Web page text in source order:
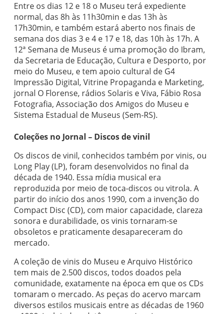
Entre os dias 12 e 18 o Museu terá expediente
normal, das 8h às 11h30min e das 13h às
17h30min, e também estará aberto nos finais de
semana dos dias 3 e 4 e 17 e 18, das 10h às 17h. A
12ª Semana de Museus é uma promoção do Ibram,
da Secretaria de Educação, Cultura e Desporto, por
meio do Museu, e tem apoio cultural de G4
Impressão Digital, Vitrine Propaganda e Marketing,
jornal O Florense, rádios Solaris e Viva, Fábio Rosa
Fotografia, Associação dos Amigos do Museu e
Sistema Estadual de Museus (Sem-RS).
Coleções no Jornal – Discos de vinil
Os discos de vinil, conhecidos também por vinis, ou
Long Play (LP), foram desenvolvidos no final da
década de 1940. Essa mídia musical era
reproduzida por meio de toca-discos ou vitrola. A
partir do início dos anos 1990, com a invenção do
Compact Disc (CD), com maior capacidade, clareza
sonora e durabilidade, os vinis tornaram-se
obsoletos e praticamente desapareceram do
mercado.
A coleção de vinis do Museu e Arquivo Histórico
tem mais de 2.500 discos, todos doados pela
comunidade, exatamente na época em que os CDs
tomaram o mercado. As peças do acervo marcam
diversos estilos musicais entre as décadas de 1960